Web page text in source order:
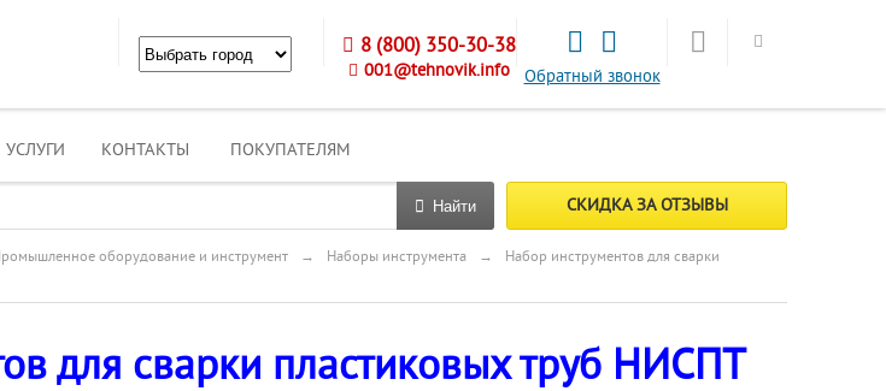
Обратный звонок
8 (800) 350-30-38
001@tehnovik.info
УСЛУГИ КОНТАКТЫ ПОКУПАТЕЛЯМ
Найти СКИДКА ЗА ОТЗЫВЫ
оборудование и инструмент → Наборы инструмента →
Набор инструментов для сварки
для сварки пластиковых труб НИСПТ